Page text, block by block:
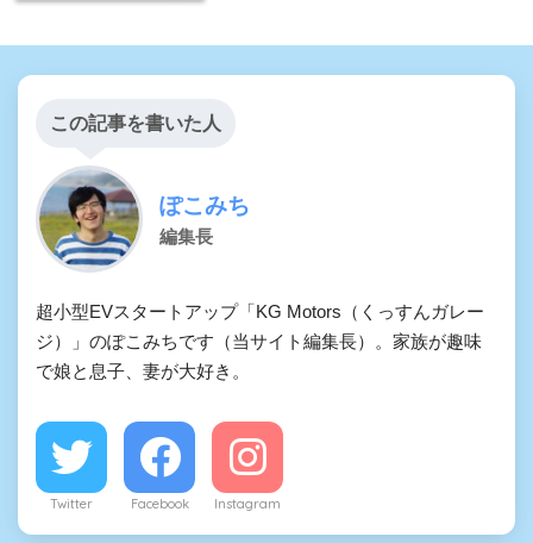
この記事を書いた人
ぽこみち
編集長
超小型EVスタートアップ「KG Motors（くっすんガレー
ジ）」のぽこみちです（当サイト編集長）。家族が趣味
で娘と息子、妻が大好き。
Twitter Facebook Instagram